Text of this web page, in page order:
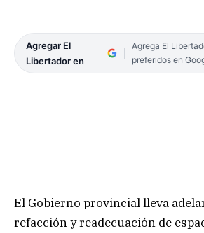
Agregar El
Libertador en
Agrega El
preferidos en
El Gobierno provincial lleva
refacción y readecuación de